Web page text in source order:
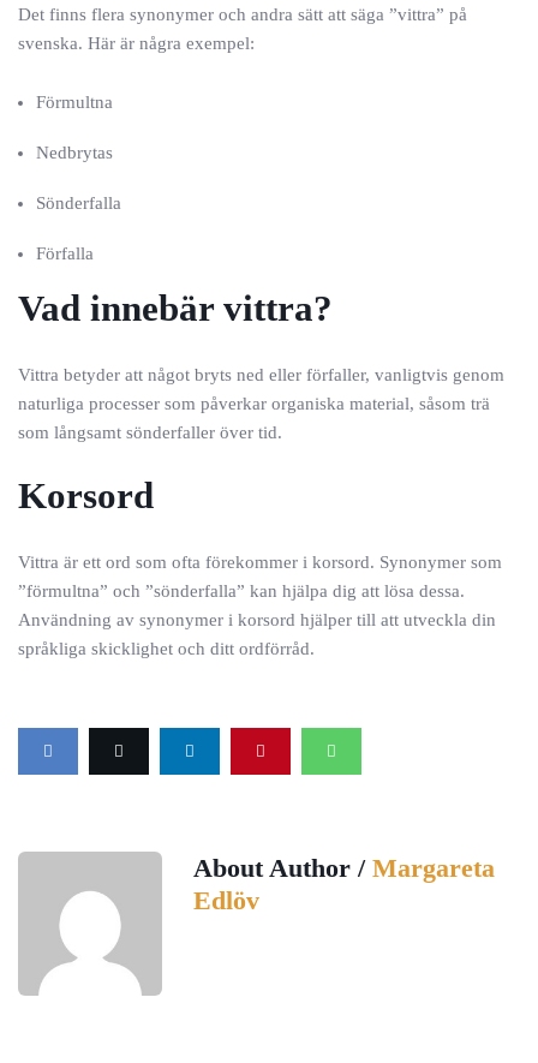
Det finns flera synonymer och andra sätt att säga ”vittra” på
svenska. Här är några exempel:
Förmultna
Nedbrytas
Sönderfalla
Förfalla
Vad innebär vittra?
Vittra betyder att något bryts ned eller förfaller, vanligtvis genom
naturliga processer som påverkar organiska material, såsom trä
som långsamt sönderfaller över tid.
Korsord
Vittra är ett ord som ofta förekommer i korsord. Synonymer som
”förmultna” och ”sönderfalla” kan hjälpa dig att lösa dessa.
Användning av synonymer i korsord hjälper till att utveckla din
språkliga skicklighet och ditt ordförråd.
About Author / Margareta
Edlöv